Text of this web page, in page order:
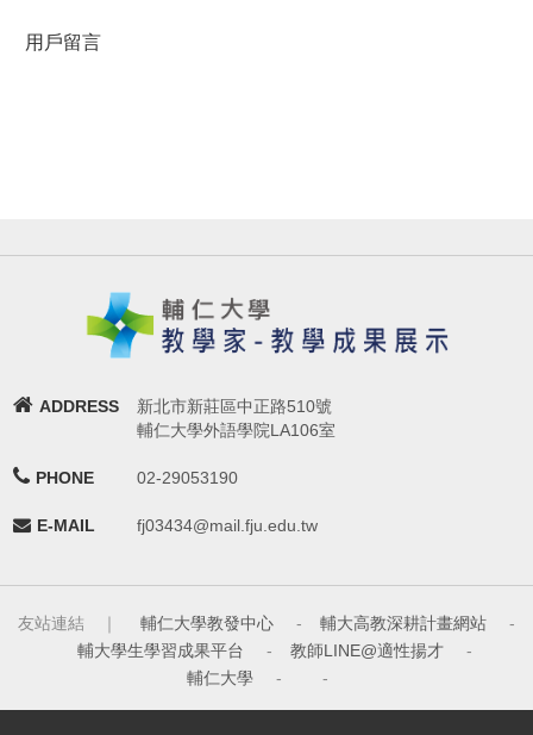
用戶留言
ADDRESS
新北市新莊區中正路510號
輔仁大學外語學院LA106室
PHONE 02-29053190
E-MAIL fj03434@mail.fju.edu.tw
友站連結 ｜ 輔仁大學教發中心 - 輔大高教深耕計畫網站
-
輔大學生學習成果平台
- 教師LINE@適性揚才
-
輔仁大學
- -